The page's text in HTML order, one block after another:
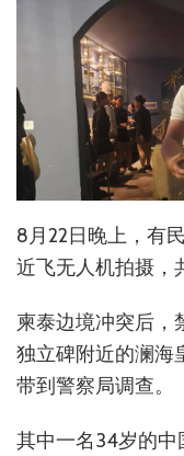
8月22日晚上，有
近飞无人机拍摄，
柬泰边境冲突后，
独立碑附近的澜海
带到警察局调查。
其中一名34岁的中